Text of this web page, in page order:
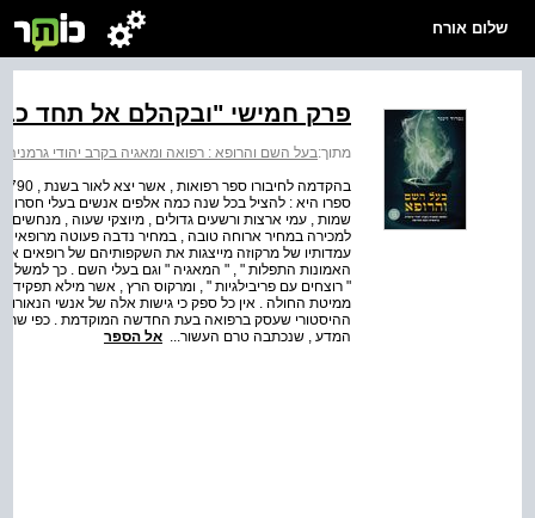
שלום אורח
פרק חמישי "ובקהלם אל תחד
מתוך:בעל השם והרופא : רפואה ומאגיה בקרב יהודי
ספרו היא : להציל בכל שנה כמה אלפים אנשים בעלי
שמות , עמי ארצות ורשעים גדולים , מיוצקי שעוה , מנחשים
למכירה במחיר ארוחה טובה , במחיר נדבה פעוטה מרופאי
עמדותיו של מרקוזה מייצגות את השקפותיהם של רופאים
האמונות התפלות " , " המאגיה " וגם בעלי השם . כך
" רוצחים עם פריבילגיות " , ומרקוס הרץ , אשר מילא
ממיטת החולה . אין כל ספק כי גישות אלה של אנשי
ההיסטורי שעסק ברפואה בעת החדשה המוקדמת . כפי
המדע , שנכתבה טרם העשור... אל הספר